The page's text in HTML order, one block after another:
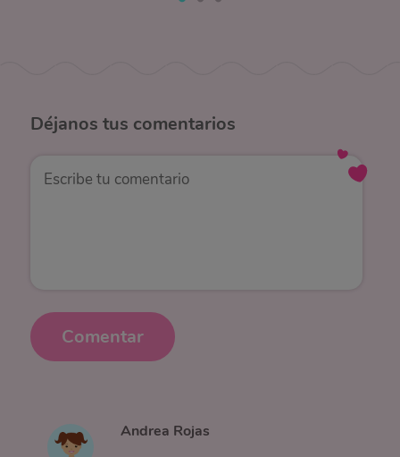
Déjanos tus comentarios
Comentar
Andrea Rojas